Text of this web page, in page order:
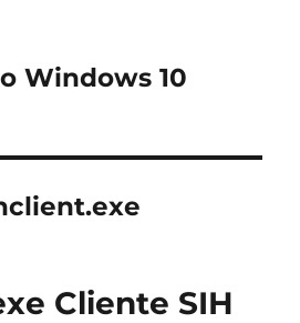
Windows 10
Cliente SIH